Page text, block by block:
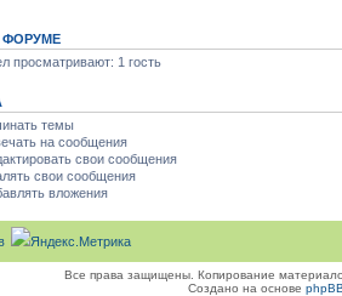
ФОРУМЕ
просматривают: 1 гость
темы
на сообщения
свои сообщения
свои сообщения
вложения
Все права защищены. Копирование
Создано на основе